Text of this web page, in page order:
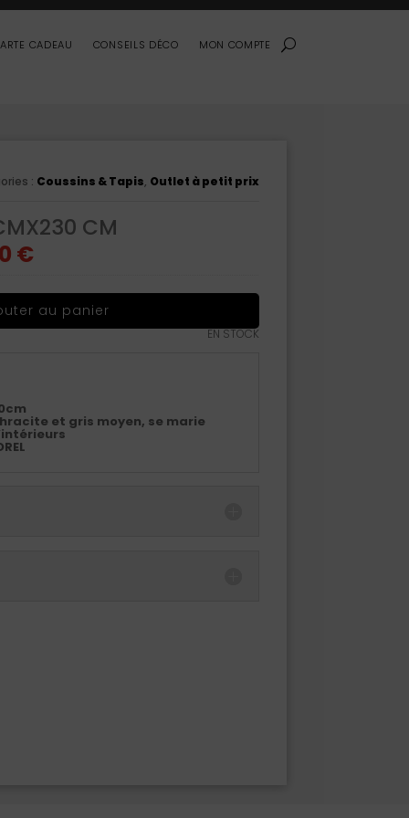
CADEAU CONSEILS DÉCO MON COMPTE
: Coussins & Tapis, Outlet à petit prix
CM
€.
€Le
prix
est :
155,40 €.
au panier
EN STOCK
et gris moyen, se marie